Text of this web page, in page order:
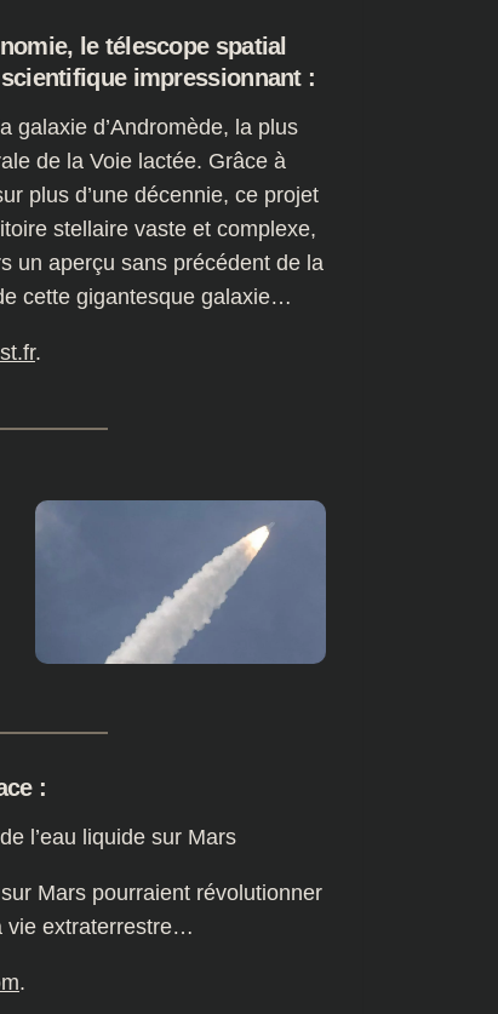
le télescope spatial
impressionnant :
galaxie d’Andromède, la plus
de la Voie lactée. Grâce à
plus d’une décennie, ce projet
stellaire vaste et complexe,
un aperçu sans précédent de la
cette gigantesque galaxie…
.
:
l’eau liquide sur Mars
Mars pourraient révolutionner
vie extraterrestre…
.